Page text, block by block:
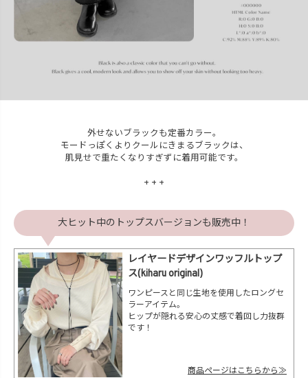
外せないブラックも定番カラー。
モードっぽくよりクールにきまるブラックは、
肌見せで重たくなりすぎずに着用可能です。
+ + +
大ヒット中のトップスバージョンも販売中！
レイヤードデザインワッフルトップ
ス(kiharu original)
ワンピースと同じ生地を使用したロングセ
ラーアイテム。
ヒップが隠れる安心の丈感で着回し力抜群
です！
商品ページはこちらから